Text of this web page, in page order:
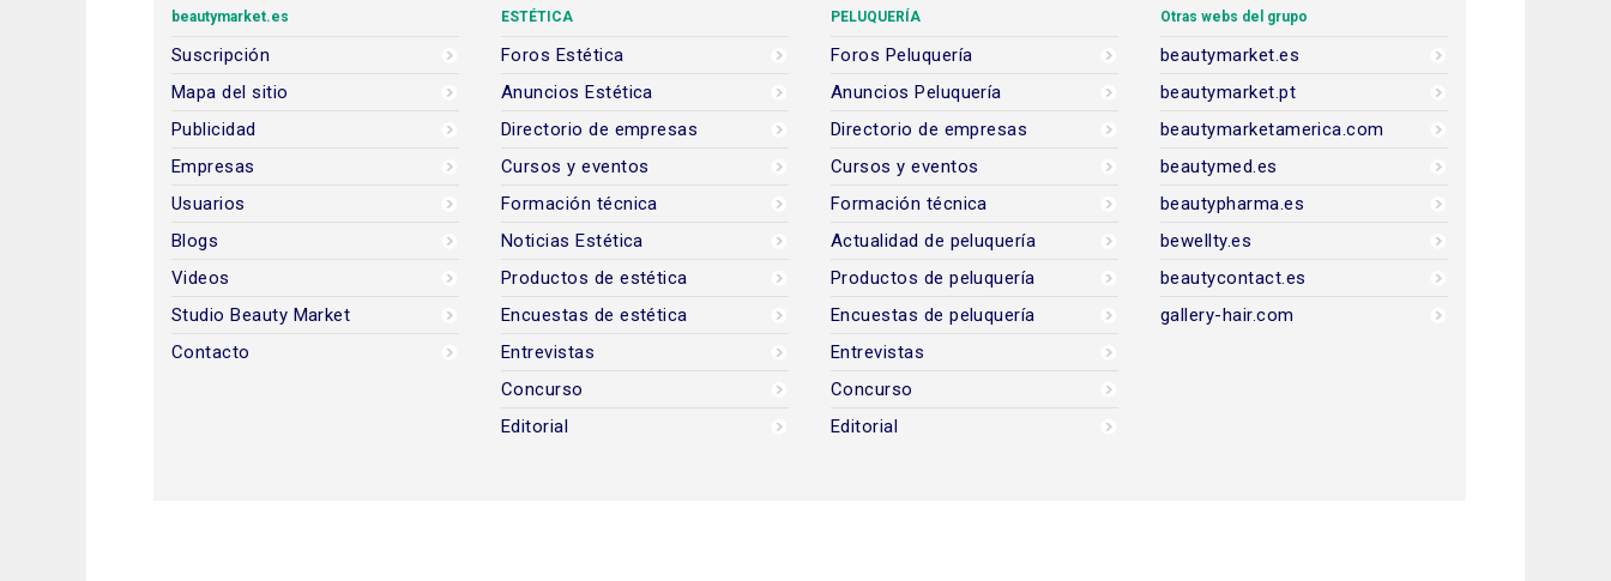
beautymarket.es
Suscripción
Mapa del sitio
Publicidad
Empresas
Usuarios
Blogs
Videos
Studio Beauty Market
Contacto
ESTÉTICA
Foros Estética
Anuncios Estética
Directorio de empresas
Cursos y eventos
Formación técnica
Noticias Estética
Productos de estética
Encuestas de estética
Entrevistas
Concurso
Editorial
PELUQUERÍA
Foros Peluquería
Anuncios Peluquería
Directorio de empresas
Cursos y eventos
Formación técnica
Actualidad de peluquería
Productos de peluquería
Encuestas de peluquería
Entrevistas
Concurso
Editorial
Otras webs del grupo
beautymarket.es
beautymarket.pt
beautymarketamerica.com
beautymed.es
beautypharma.es
bewellty.es
beautycontact.es
gallery-hair.com